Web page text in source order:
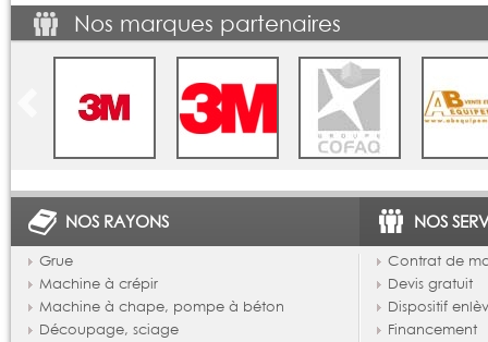
Nos marques partenaires
NOS RAYONS
Grue
Machine à crépir
Machine à chape, pompe à béton
Découpage, sciage
NOS
Contrat de
Devis gratuit
Dispositif
Financement